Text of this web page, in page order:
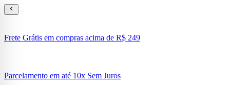
Frete Grátis em compras acima de R$ 249
Parcelamento em até 10x Sem Juros